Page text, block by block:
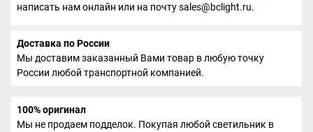
написать нам онлайн или на почту sales@bclight.ru.
Доставка по России
Мы доставим заказанный Вами товар в любую точку
России любой транспортной компанией.
100% оригинал
Мы не продаем подделок. Покупая любой светильник в